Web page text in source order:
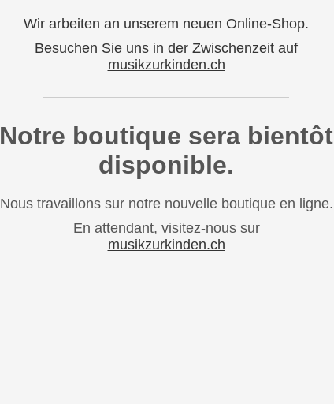
Wir arbeiten an unserem neuen Online-Shop.
Besuchen Sie uns in der Zwischenzeit auf
musikzurkinden.ch
Notre boutique sera bientôt
disponible.
Nous travaillons sur notre nouvelle boutique en ligne.
En attendant, visitez-nous sur
musikzurkinden.ch